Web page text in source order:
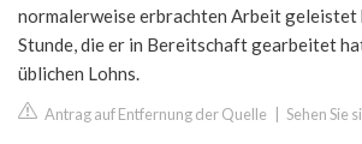
normalerweise erbrachten Arbeit geleistet
Stunde, die er in Bereitschaft gearbeitet
üblichen Lohns.
Antrag auf Entfernung der Quelle Sehen Sie